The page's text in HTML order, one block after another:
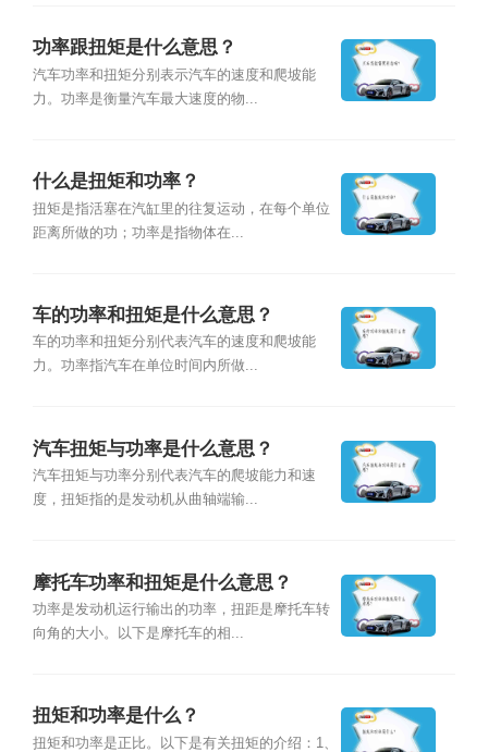
功率跟扭矩是什么意思？
汽车功率和扭矩分别表示汽车的速度和爬坡能
力。功率是衡量汽车最大速度的物...
什么是扭矩和功率？
扭矩是指活塞在汽缸里的往复运动，在每个单位
距离所做的功；功率是指物体在...
车的功率和扭矩是什么意思？
车的功率和扭矩分别代表汽车的速度和爬坡能
力。功率指汽车在单位时间内所做...
汽车扭矩与功率是什么意思？
汽车扭矩与功率分别代表汽车的爬坡能力和速
度，扭矩指的是发动机从曲轴端输...
摩托车功率和扭矩是什么意思？
功率是发动机运行输出的功率，扭距是摩托车转
向角的大小。以下是摩托车的相...
扭矩和功率是什么？
扭矩和功率是正比。以下是有关扭矩的介绍：1、